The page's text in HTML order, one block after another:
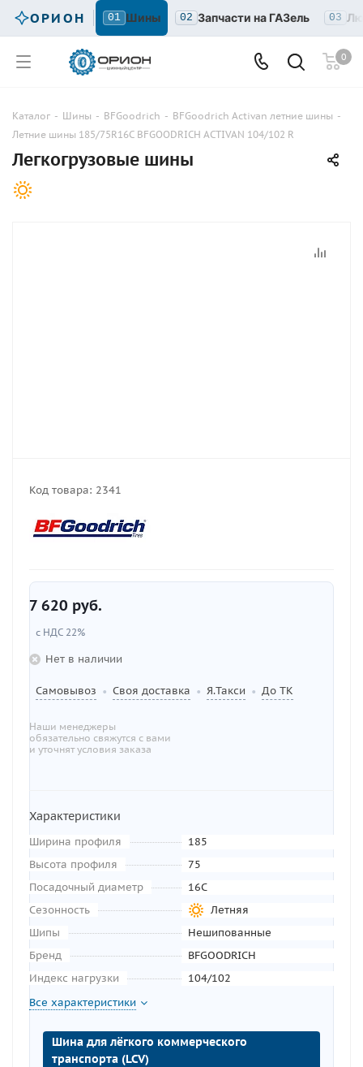
ОРИОН 01 Шины 02 Запчасти на ГАЗель 03
0
Каталог - Шины - BFGoodrich - BFGoodrich Activan летние шины -
Летние шины 185/75R16C BFGOODRICH ACTIVAN 104/102 R
Легкогрузовые шины
Код товара: 2341
7 620 руб.
с НДС 22%
Нет в наличии
Самовывоз • Своя доставка • Я.Такси • До ТК
Наши менеджеры
обязательно свяжутся с вами
и уточнят условия заказа
Характеристики
Ширина профиля
185
Высота профиля
75
Посадочный диаметр
16C
Сезонность
Летняя
Шипы
Нешипованные
Бренд
BFGOODRICH
Индекс нагрузки
104/102
Все характеристики
Шина для лёгкого коммерческого
транспорта (LCV)